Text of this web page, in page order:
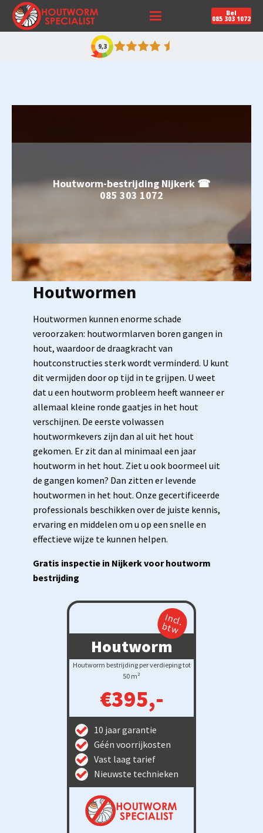
Bel
085 303 1072
9,3
Houtworm-bestrijding Nijkerk ☎
085 303 1072
Houtwormen
Houtwormen kunnen enorme schade
veroorzaken: houtwormlarven boren gangen in
hout, waardoor de draagkracht van
houtconstructies sterk wordt verminderd. U kunt
dit vermijden door op tijd in te grijpen. U weet
dat u een houtworm probleem heeft wanneer er
allemaal kleine ronde gaatjes in het hout
verschijnen. De eerste volwassen
houtwormkevers zijn dan al uit het hout
gekomen. Er zit dan al minimaal een jaar
houtworm in het hout. Ziet u ook boormeel uit
de gangen komen? Dan zitten er levende
houtwormen in het hout. Onze gecertificeerde
professionals beschikken over de juiste kennis,
ervaring en middelen om u op een snelle en
effectieve wijze te kunnen helpen.
Gratis inspectie in Nijkerk voor houtworm
bestrijding
Incl.
btw
Houtworm
Houtworm bestrijding per verdieping tot
50 m²
€395,-
10 jaar garantie
Géén voorrijkosten
Vast laag tarief
Nieuwste technieken